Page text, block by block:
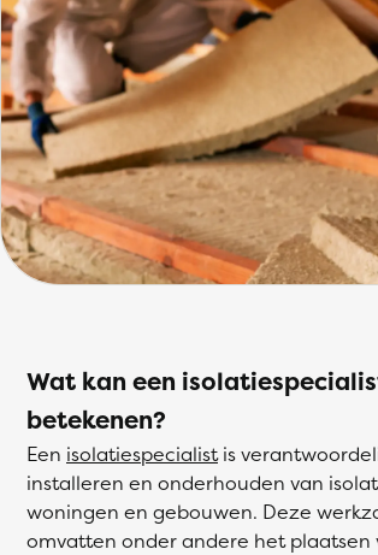
Wat kan een
betekenen?
Een isolatiespecialistis
installeren en onderhouden van
woningen en gebouwen. Deze
omvatten onder andere het plaatsen